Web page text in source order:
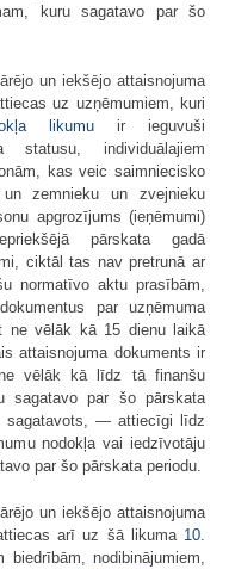
kuru sagatavo par šo
un iekšējo attaisnojuma
uz uzņēmumiem, kuri
likumu ir ieguvuši
statusu, individuālajiem
kas veic saimniecisko
un zemnieku un zvejnieku
apgrozījums (ieņēmumi)
pārskata gadā
ciktāl tas nav pretrunā ar
normatīvo aktu prasībām,
par uzņēmuma
ne vēlāk kā 15 dienu laikā
attaisnojuma dokuments ir
vēlāk kā līdz tā finanšu
sagatavo par šo pārskata
sagatavots, — attiecīgi līdz
nodokļa vai iedzīvotāju
par šo pārskata periodu.
un iekšējo attaisnojuma
arī uz šā likuma 10.
nodibinājumiem,